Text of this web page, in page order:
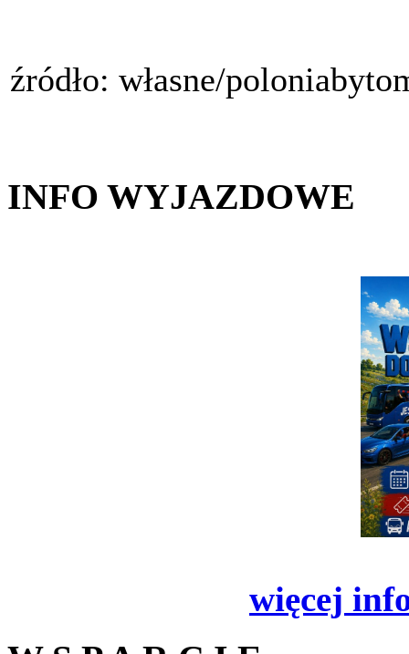
źródło: własne/
INFO WYJAZDOWE
więcej